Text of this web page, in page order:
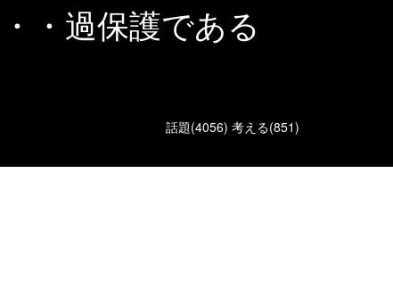
・過保護である
話題(4056) 考える(851)